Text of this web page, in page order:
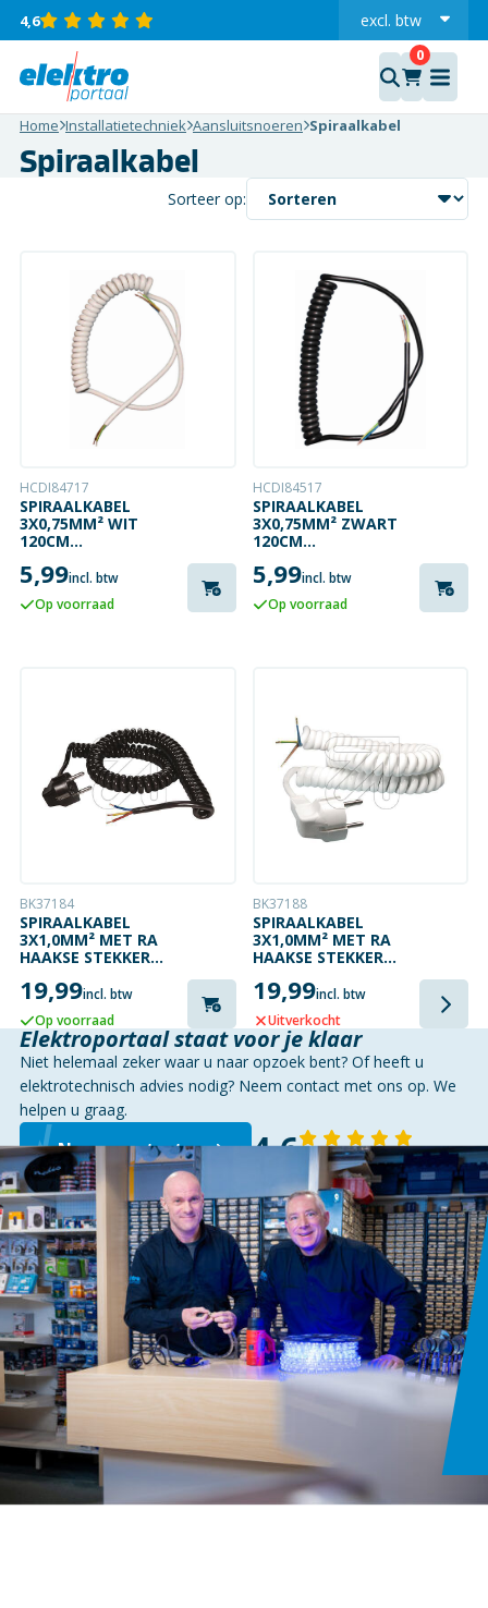
4,6 excl. btw
incl.
Home Installatietechniek Aansluitsnoeren Spiraalkabel
Spiraalkabel
Sorteer op:
HCDI84717
SPIRAALKABEL
3X0,75MM² WIT
120CM
5,99incl. btw
Op voorraad
HCDI84517
SPIRAALKABEL
3X0,75MM² ZWART
120CM
5,99incl. btw
Op voorraad
BK37184
SPIRAALKABEL
3X1,0MM² MET RA
HAAKSE STEKKER
19,99incl. btw
Op voorraad
BK37188
SPIRAALKABEL
3X1,0MM² MET RA
HAAKSE STEKKER
19,99incl. btw
Uitverkocht
Elektroportaal staat voor je klaar
Niet helemaal zeker waar u naar opzoek bent? Of heeft u
elektrotechnisch advies nodig? Neem contact met ons op. We
helpen u graag.
Neem contact op 4,6 143 reviews